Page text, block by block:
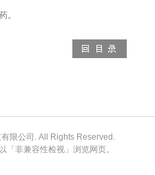
。
限公司. All Rights Reserved.
非兼容性检视」浏览网页。